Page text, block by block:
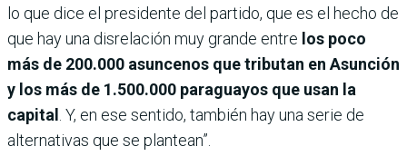
lo que dice el presidente del partido, que es el hecho de
que hay una disrelación muy grande entre los poco
más de 200.000 asuncenos que tributan en Asunción
y los más de 1.500.000 paraguayos que usan la
capital . Y, en ese sentido, también hay una serie de
alternativas que se plantean”.